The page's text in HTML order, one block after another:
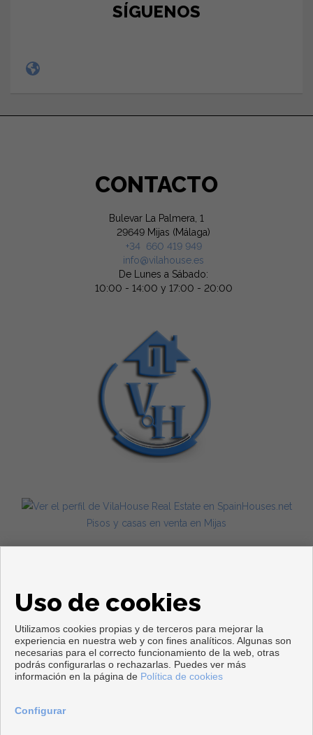
SÍGUENOS
CONTACTO
Bulevar La Palmera, 1
29649 Mijas (Málaga)
+34 660 419 949
info@vilahouse.es
De Lunes a Sábado:
10:00 - 14:00 y 17:00 - 20:00
Pisos y casas en venta en Mijas
Copyright © 2026. Todos los derechos reservados.
Aviso legal |Política de privacidad |Política de Cookies
Uso de cookies
Utilizamos cookies propias y de terceros para mejorar la
experiencia en nuestra web y con fines analíticos. Algunas son
necesarias para el correcto funcionamiento de la web, otras
podrás configurarlas o rechazarlas. Puedes ver más
información en la página de Política de cookies
Configurar